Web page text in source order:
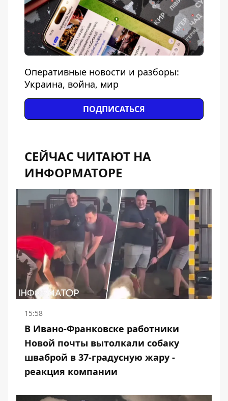
Оперативные новости и разборы:
Украина, война, мир
ПОДПИСАТЬСЯ
СЕЙЧАС ЧИТАЮТ НА
ИНФОРМАТОРЕ
15:58
В Ивано-Франковске работники
Новой почты вытолкали собаку
шваброй в 37-градусную жару -
реакция компании